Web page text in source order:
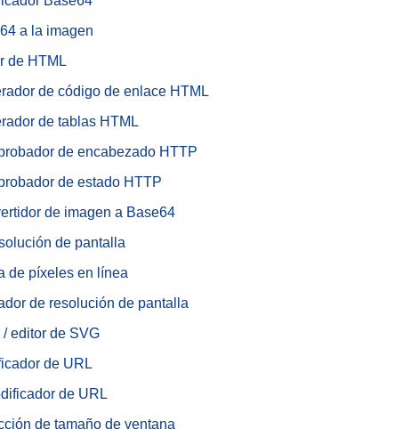
a la imagen
de HTML
de código de enlace HTML
de tablas HTML
de encabezado HTTP
de estado HTTP
de imagen a Base64
de pantalla
de píxeles en línea
de resolución de pantalla
/ editor de SVG
de URL
de URL
de tamaño de ventana